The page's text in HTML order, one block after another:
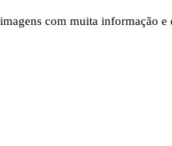
com muita informação e